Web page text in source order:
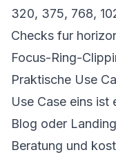
320, 375, 768,
Checks fur
Focus-Ring-
Praktische Use
Use Case eins
Blog oder
Beratung und